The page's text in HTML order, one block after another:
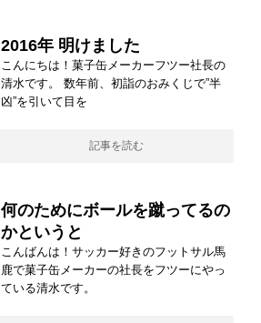
2016年 明けました
こんにちは！菓子缶メーカーフツー社長の
清水です。 数年前、初詣のおみくじで”半
凶”を引いて目を
記事を読む
何のためにボールを蹴ってるの
かというと
こんばんは！サッカー好きのフットサル馬
鹿で菓子缶メーカーの社長をフツーにやっ
ている清水です。